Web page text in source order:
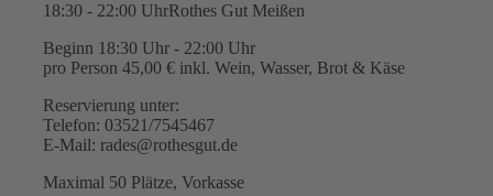
18:30 - 22:00 UhrRothes Gut Meißen
Beginn 18:30 Uhr - 22:00 Uhr
pro Person 45,00 € inkl. Wein, Wasser, Brot & Käse
Reservierung unter:
Telefon: 03521/7545467
E-Mail: rades@rothesgut.de
Maximal 50 Plätze, Vorkasse